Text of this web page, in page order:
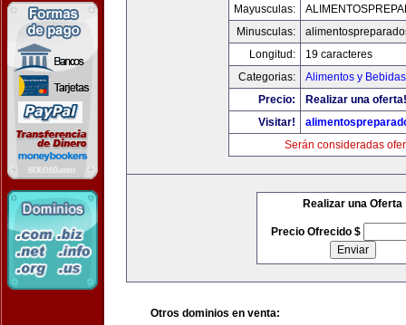
Mayusculas:
Minusculas:
Longitud:
19 caracteres
Categorias:
Alimentos y Bebidas
Precio:
Realizar una oferta!
Visitar!
Serán consideradas
Realizar una Oferta
Precio Ofrecido $
Otros dominios en venta: